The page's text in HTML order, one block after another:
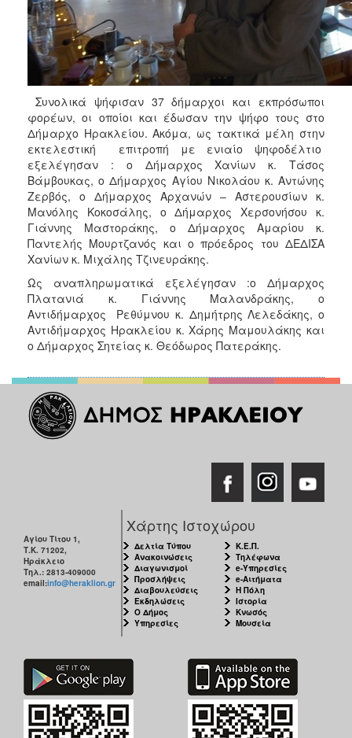
Συνολικά ψήφισαν 37 δήμαρχοι και εκπρόσωποι
φορέων, οι οποίοι και έδωσαν την ψήφο τους στο
Δήμαρχο Ηρακλείου. Ακόμα, ως τακτικά μέλη στην
εκτελεστική επιτροπή με ενιαίο ψηφοδέλτιο
εξελέγησαν : ο Δήμαρχος Χανίων κ. Τάσος
Βάμβουκας, ο Δήμαρχος Αγίου Νικολάου κ. Αντώνης
Ζερβός, ο Δήμαρχος Αρχανών – Αστερουσίων κ.
Μανόλης Κοκοσάλης, ο Δήμαρχος Χερσονήσου κ.
Γιάννης Μαστοράκης, ο Δήμαρχος Αμαρίου κ.
Παντελής Μουρτζανός και ο πρόεδρος του ΔΕΔΙΣΑ
Χανίων κ. Μιχάλης Τζινευράκης.
Ως αναπληρωματικά εξελέγησαν :ο Δήμαρχος
Πλατανιά κ. Γιάννης Μαλανδράκης, ο
Αντιδήμαρχος Ρεθύμνου κ. Δημήτρης Λελεδάκης, ο
Αντιδήμαρχος Ηρακλείου κ. Χάρης Μαμουλάκης και
ο Δήμαρχος Σητείας κ. Θεόδωρος Πατεράκης.
Αγίου Τίτου 1,
Τ.Κ. 71202,
Ηράκλειο
Τηλ.: 2813-409000
email:info@heraklion.gr
Χάρτης Ιστοχώρου
Δελτία Τύπου
Ανακοινώσεις
Διαγωνισμοί
Προσλήψεις
Διαβουλεύσεις
Εκδηλώσεις
Ο Δήμος
Υπηρεσίες
Κ.Ε.Π.
Τηλέφωνα
e-Υπηρεσίες
e-Αιτήματα
Η Πόλη
Ιστορία
Κνωσός
Μουσεία